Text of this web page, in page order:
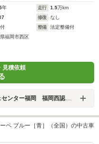
年 走行 1.5万km
修復
なし
整備
法定整備付
福岡市西区
見積依頼
岡 福岡西認定中古車センター
ペ ブルー［青］（全国）の中古車